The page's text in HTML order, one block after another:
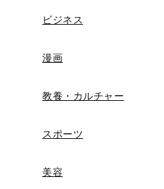
ビジネス
漫画
教養・カルチャー
スポーツ
美容